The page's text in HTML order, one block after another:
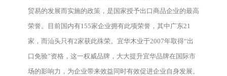
贸易的发展而实施的政策，是国家授予出口商品企业的最高
荣誉。目前国内有155家企业拥有此项荣誉，其中广东21
家，而汕头只有2家获此殊荣。宜华木业于2007年取得“出
口免验”资格，这一权威品牌，大大提升宜华品牌在国际市
场的影响力，为企业带来效益同时有效促进企业自身发展。